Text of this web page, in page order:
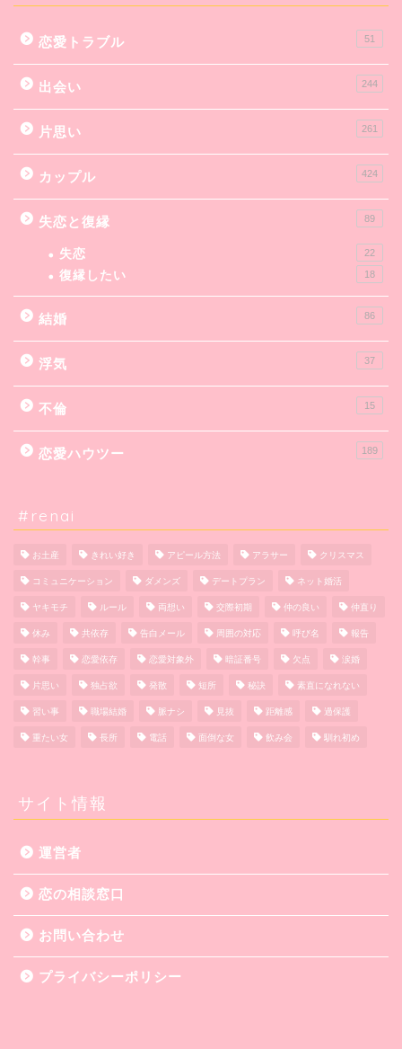
恋愛トラブル 51
出会い 244
片思い 261
カップル 424
失恋と復縁 89
失恋 22
復縁したい 18
結婚 86
浮気 37
不倫 15
恋愛ハウツー 189
#renai
お土産 きれい好き アピール方法 アラサー クリスマス
コミュニケーション ダメンズ デートプラン ネット婚活
ヤキモチ ルール 両想い 交際初期 仲の良い 仲直り
休み 共依存 告白メール 周囲の対応 呼び名 報告
幹事 恋愛依存 恋愛対象外 暗証番号 欠点 涙婚
片思い 独占欲 発散 短所 秘訣 素直になれない
習い事 職場結婚 脈ナシ 見抜 距離感 過保護
重たい女 長所 電話 面倒な女 飲み会 馴れ初め
サイト情報
運営者
恋の相談窓口
お問い合わせ
プライバシーポリシー